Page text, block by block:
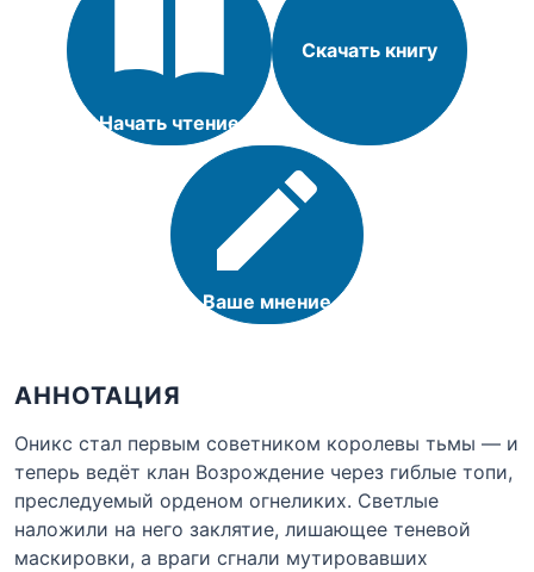
Начать чтение
Скачать книгу
Ваше мнение
АННОТАЦИЯ
Оникс стал первым советником королевы тьмы — и
теперь ведёт клан Возрождение через гиблые топи,
преследуемый орденом огнеликих. Светлые
наложили на него заклятие, лишающее теневой
маскировки, а враги сгнали мутировавших